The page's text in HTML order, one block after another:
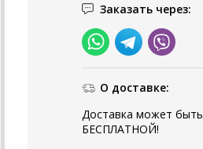
Заказать через:
О доставке:
Доставка может быть
БЕСПЛАТНОЙ!